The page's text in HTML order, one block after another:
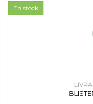
En stock